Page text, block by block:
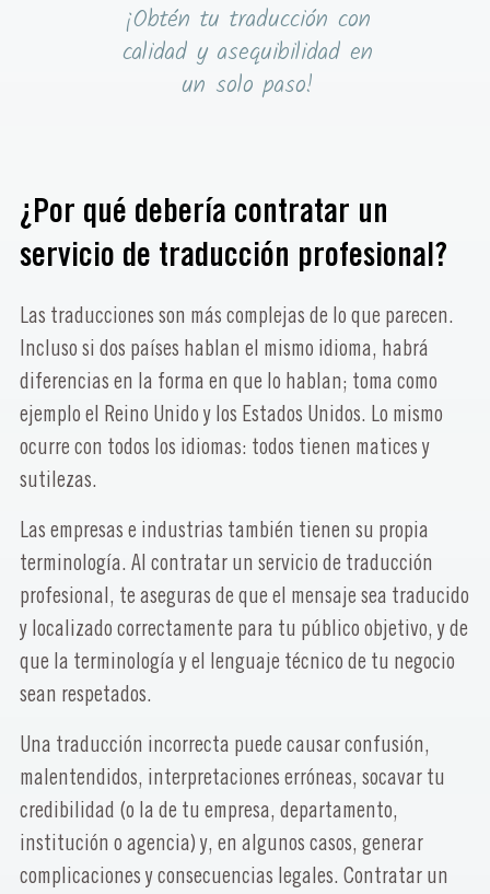
¡Obtén tu traducción con
calidad y asequibilidad en
un solo paso!
¿Por qué debería contratar un
servicio de traducción profesional?
Las traducciones son más complejas de lo que parecen.
Incluso si dos países hablan el mismo idioma, habrá
diferencias en la forma en que lo hablan; toma como
ejemplo el Reino Unido y los Estados Unidos. Lo mismo
ocurre con todos los idiomas: todos tienen matices y
sutilezas.
Las empresas e industrias también tienen su propia
terminología. Al contratar un servicio de traducción
profesional, te aseguras de que el mensaje sea traducido
y localizado correctamente para tu público objetivo, y de
que la terminología y el lenguaje técnico de tu negocio
sean respetados.
Una traducción incorrecta puede causar confusión,
malentendidos, interpretaciones erróneas, socavar tu
credibilidad (o la de tu empresa, departamento,
institución o agencia) y, en algunos casos, generar
complicaciones y consecuencias legales. Contratar un